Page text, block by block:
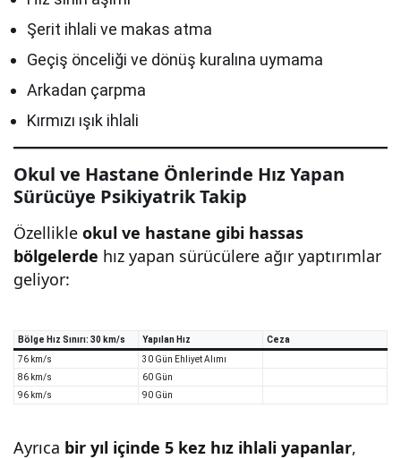
Şerit ihlali ve makas atma
Geçiş önceliği ve dönüş kuralına uymama
Arkadan çarpma
Kırmızı ışık ihlali
Okul ve Hastane Önlerinde Hız Yapan
Sürücüye Psikiyatrik Takip
Özellikleokul ve hastane gibi hassas
bölgelerde hız yapan sürücülere ağır yaptırımlar
geliyor:
Bölge Hız Sınırı: 30 km/s Yapılan Hız
Ceza
76 km/s
30 Gün Ehliyet Alımı
86 km/s
60 Gün
96 km/s
90 Gün
Ayrıca bir yıl içinde 5 kez hız ihlali yapanlar,